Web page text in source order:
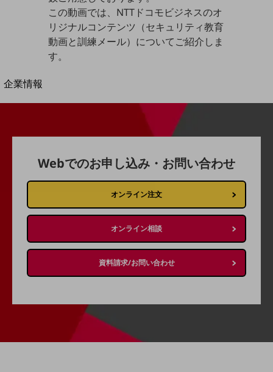
別ウィンドウで開きます
企業情報
企業情報TOP
社長からのご挨拶
事業拠点
ニュースルーム
e
o
a
V
i
d
e
この動画では、NTTドコモビジネスのオ
リジナルコンテンツ（セキュリティ教育
動画と訓練メール）についてご紹介しま
す。
Webでのお申し込み・お問い合わせ
オンライン注文
オンライン相談
資料請求/お問い合わせ